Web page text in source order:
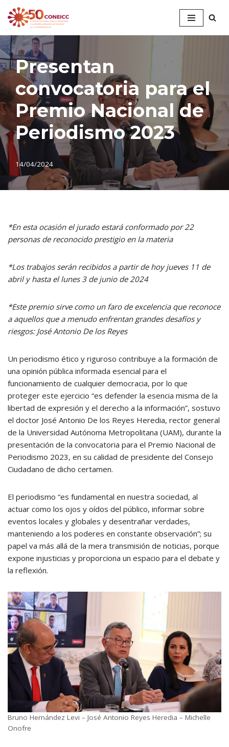
Saltar
al
contenido
Presentan
convocatoria para el
Premio Nacional de
Periodismo 2023
14/04/2024
*En esta ocasión el jurado estará conformado por 22
personas de reconocido prestigio en la materia
*Los trabajos serán recibidos a partir de hoy jueves 11 de
abril y hasta el lunes 3 de junio de 2024
*Este premio sirve como un faro de excelencia que reconoce
a aquellos que a menudo enfrentan grandes desafíos y
riesgos: José Antonio De los Reyes
Un periodismo ético y riguroso contribuye a la formación de
una opinión pública informada esencial para el
funcionamiento de cualquier democracia, por lo que
proteger este ejercicio “es defender la esencia misma de la
libertad de expresión y el derecho a la información”, sostuvo
el doctor José Antonio De los Reyes Heredia, rector general
de la Universidad Autónoma Metropolitana (UAM), durante la
presentación de la convocatoria para el Premio Nacional de
Periodismo 2023, en su calidad de presidente del Consejo
Ciudadano de dicho certamen.
El periodismo “es fundamental en nuestra sociedad, al
actuar como los ojos y oídos del público, informar sobre
eventos locales y globales y desentrañar verdades,
manteniendo a los poderes en constante observación”; su
papel va más allá de la mera transmisión de noticias, porque
expone injusticias y proporciona un espacio para el debate y
la reflexión.
Bruno Hernández Levi – José Antonio Reyes Heredia – Michelle
Onofre